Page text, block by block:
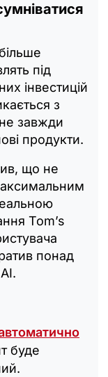
під
інвестицій
з
завжди
продукти.
що не
Tom’s
понад
буде